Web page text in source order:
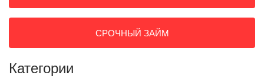
СРОЧНЫЙ ЗАЙМ
Категории